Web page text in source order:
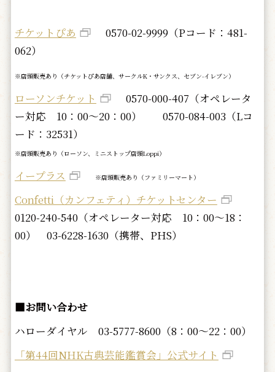
チケットぴあ
0570-02-9999（Pコード：481-
062）
※店頭販売あり（チケットぴあ店舗、サークルK・サンクス、セブン-イレブン）
ローソンチケット
0570-000-407（オペレータ
ー対応 10：00～20：00） 0570-084-003（Lコ
ード：32531）
※店頭販売あり（ローソン、ミニストップ店頭Loppi）
イープラス ※店頭販売あり（ファミリーマート）
Confetti（カンフェティ）チケットセンター
0120-240-540（オペレーター対応 10：00～18：
00） 03-6228-1630（携帯、PHS）
■お問い合わせ
ハローダイヤル 03-5777-8600（8：00～22：00）
「第44回NHK古典芸能鑑賞会」公式サイト